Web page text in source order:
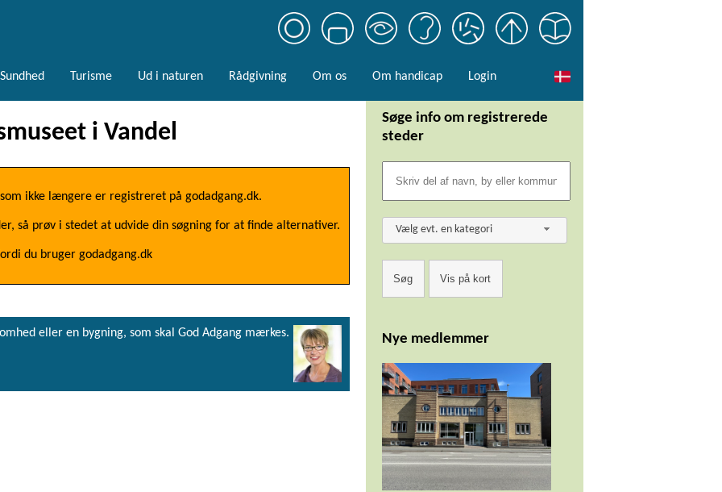
Sundhed Turisme Ud i naturen Rådgivning Om os Om handicap Login
i Vandel
ikke længere er registreret på godadgang.dk.
så prøv i stedet at udvide din søgning for at finde alternativer.
du bruger godadgang.dk
eller en bygning, som skal God Adgang mærkes.
Søge info om registrerede
steder
Vælg evt. en kategori
Nye medlemmer